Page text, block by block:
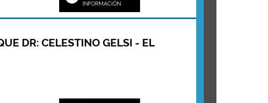
INFORMACIÓN
DR: CELESTINO GELSI - EL